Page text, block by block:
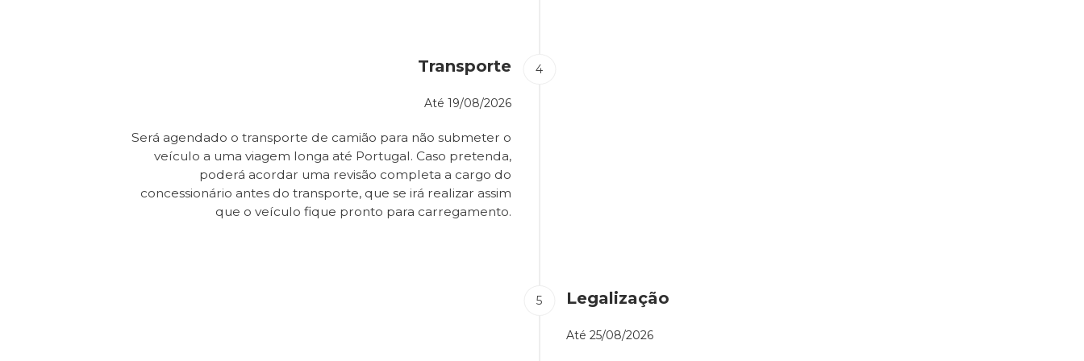
Transporte
Até 19/08/2026
Será agendado o transporte de camião para não submeter o
veículo a uma viagem longa até Portugal. Caso pretenda,
poderá acordar uma revisão completa a cargo do
concessionário antes do transporte, que se irá realizar assim
que o veículo fique pronto para carregamento.
Legalização
Até 25/08/2026